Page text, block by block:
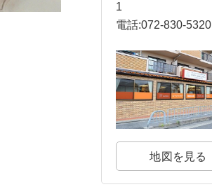
1
電話:072-830-5320
地図を見る